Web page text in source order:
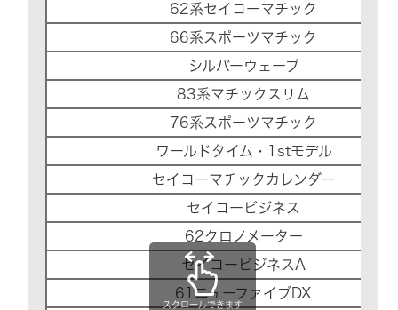
62系セイコーマチック
66系スポーツマチック
シルバーウェーブ
83系マチックスリム
76系スポーツマチック
ワールドタイム・1stモデル
セイコーマチックカレンダー
セイコービジネス
62クロノメーター
セイコービジネスA
61ニューファイブDX
スクロールできます